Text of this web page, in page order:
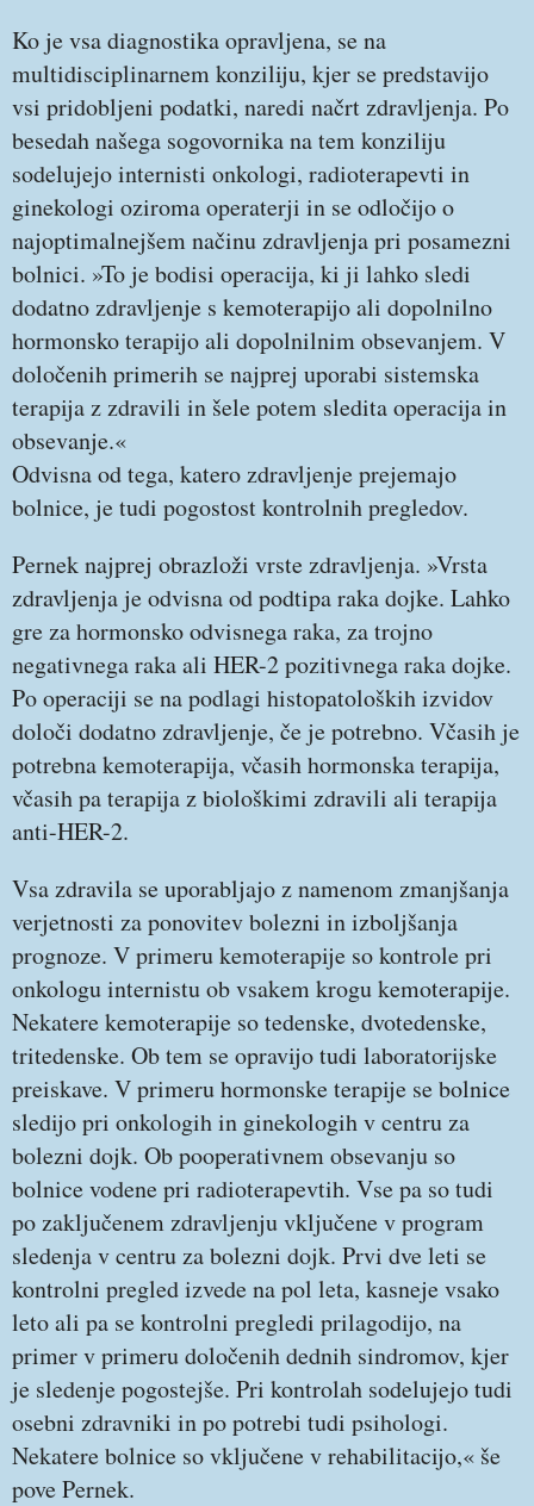
Ko je vsa diagnostika opravljena, se na
multidisciplinarnem konziliju, kjer se predstavijo
vsi pridobljeni podatki, naredi načrt zdravljenja. Po
besedah našega sogovornika na tem konziliju
sodelujejo internisti onkologi, radioterapevti in
ginekologi oziroma operaterji in se odločijo o
najoptimalnejšem načinu zdravljenja pri posamezni
bolnici. »To je bodisi operacija, ki ji lahko sledi
dodatno zdravljenje s kemoterapijo ali dopolnilno
hormonsko terapijo ali dopolnilnim obsevanjem. V
določenih primerih se najprej uporabi sistemska
terapija z zdravili in šele potem sledita operacija in
obsevanje.«
Odvisna od tega, katero zdravljenje prejemajo
bolnice, je tudi pogostost kontrolnih pregledov.
Pernek najprej obrazloži vrste zdravljenja. »Vrsta
zdravljenja je odvisna od podtipa raka dojke. Lahko
gre za hormonsko odvisnega raka, za trojno
negativnega raka ali HER-2 pozitivnega raka dojke.
Po operaciji se na podlagi histopatoloških izvidov
določi dodatno zdravljenje, če je potrebno. Včasih je
potrebna kemoterapija, včasih hormonska terapija,
včasih pa terapija z biološkimi zdravili ali terapija
anti-HER-2.
Vsa zdravila se uporabljajo z namenom zmanjšanja
verjetnosti za ponovitev bolezni in izboljšanja
prognoze. V primeru kemoterapije so kontrole pri
onkologu internistu ob vsakem krogu kemoterapije.
Nekatere kemoterapije so tedenske, dvotedenske,
tritedenske. Ob tem se opravijo tudi laboratorijske
preiskave. V primeru hormonske terapije se bolnice
sledijo pri onkologih in ginekologih v centru za
bolezni dojk. Ob pooperativnem obsevanju so
bolnice vodene pri radioterapevtih. Vse pa so tudi
po zaključenem zdravljenju vključene v program
sledenja v centru za bolezni dojk. Prvi dve leti se
kontrolni pregled izvede na pol leta, kasneje vsako
leto ali pa se kontrolni pregledi prilagodijo, na
primer v primeru določenih dednih sindromov, kjer
je sledenje pogostejše. Pri kontrolah sodelujejo tudi
osebni zdravniki in po potrebi tudi psihologi.
Nekatere bolnice so vključene v rehabilitacijo,« še
pove Pernek.